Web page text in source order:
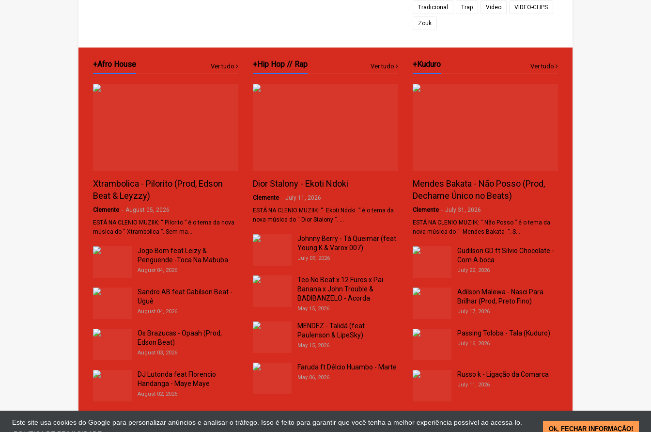
Este site usa cookies do Google para personalizar anúncios e analisar o tráfego. Isso é feito para garantir que você tenha a melhor experiência possível ao acessa-lo.
Ok, FECHAR INFORMAÇÃO!
Tradicional Trap Video VIDEO-CLIPS
Zouk
+Afro House Ver tudo
Xtrambolica - Pilorito (Prod, Edson
Beat & Leyzzy)
Clemente - August 05, 2026
ESTÁ NA CLENIO MUZIIK: “ Pilorito ” é o tema da nova
música do “ Xtrambolica ”. Sem ma…
Jogo Bom feat Leizy &
Penguende -Toca Na Mabuba
August 04, 2026
Sandro AB feat Gabilson Beat -
Uguê
August 04, 2026
Os Brazucas - Opaah (Prod,
Edson Beat)
August 03, 2026
DJ Lutonda feat Florencio
Handanga - Maye Maye
August 02, 2026
+Hip Hop // Rap Ver tudo
Dior Stalony - Ekoti Ndoki
Clemente - July 11, 2026
ESTÁ NA CLENIO MUZIIK: “ Ekoti Ndoki ” é o tema da
nova música do “ Dior Stalony ”. …
Johnny Berry - Tá Queimar (feat.
Young K & Varox 007)
July 09, 2026
Teo No Beat x 12 Furos x Pai
Banana x John Trouble &
BADIBANZELO - Acorda
May 15, 2026
MENDEZ - Talidá (feat.
Paulenson & LipeSky)
May 15, 2026
Faruda ft Délcio Huambo - Marte
May 06, 2026
+Kuduro Ver tudo
Mendes Bakata - Não Posso (Prod,
Dechame Único no Beats)
Clemente - July 31, 2026
ESTÁ NA CLENIO MUZIIK: “ Não Posso ” é o tema da
nova música do “ Mendes Bakata ”. S…
Gudilson GD ft Silvio Chocolate -
Com A boca
July 22, 2026
Adilson Malewa - Nasci Para
Brilhar (Prod, Preto Fino)
July 17, 2026
Passing Toloba - Tala (Kuduro)
July 16, 2026
Russo k - Ligação da Comarca
July 11, 2026
© Copyright 2018 and 2025Clenio Muziik | Design WebJosé Chimuco